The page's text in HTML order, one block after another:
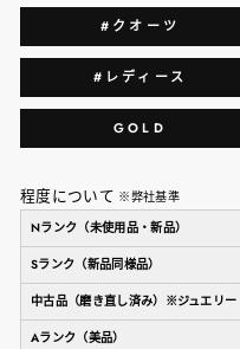
#クオーツ
#レディース
GOLD
程度について ※弊社基準
Nランク（未使用品・新品）
Sランク（新品同様品）
中古品（磨き直し済み）※ジュエリー
Aランク（美品）